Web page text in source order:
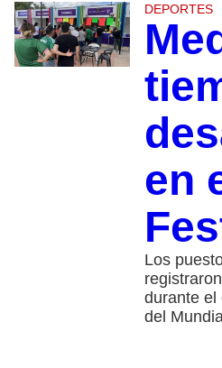
DEPORTES
en
Los
durante el
del